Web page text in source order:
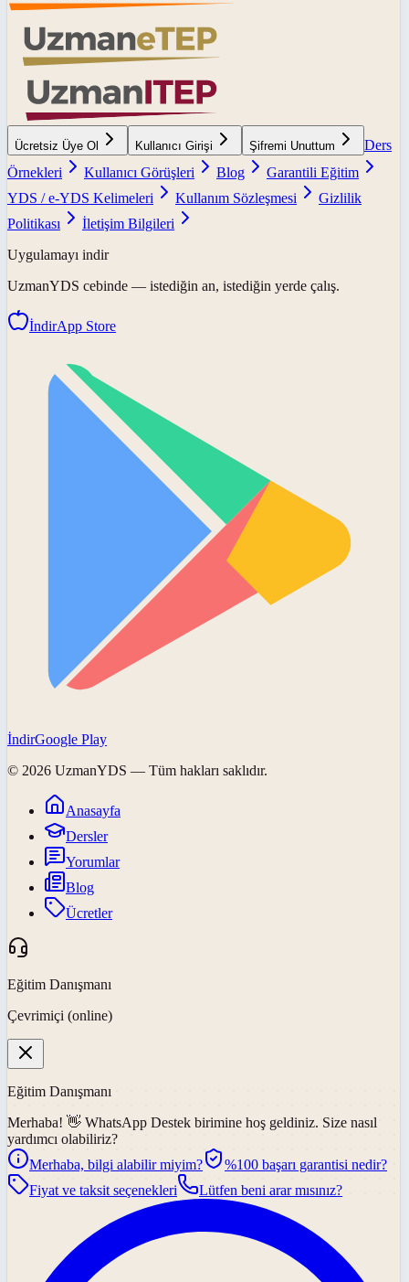
Ücretsiz Üye Ol Kullanıcı Girişi Şifremi Unuttum
Ders
Örnekleri
Kullanıcı Görüşleri Blog
Garantili Eğitim
YDS / e-YDS Kelimeleri
Kullanım Sözleşmesi
Gizlilik
Politikası
İletişim Bilgileri
Uygulamayı indir
UzmanYDS cebinde — istediğin an, istediğin yerde çalış.
İndirApp Store
İndirGoogle Play
© 2026 UzmanYDS — Tüm hakları saklıdır.
Anasayfa
Dersler
Yorumlar
Blog
Ücretler
Eğitim Danışmanı
Çevrimiçi (online)
Eğitim Danışmanı
Merhaba! 👋 WhatsApp Destek birimine hoş geldiniz. Size nasıl
yardımcı olabiliriz?
Merhaba, bilgi alabilir miyim?
%100 başarı garantisi nedir?
Fiyat ve taksit seçenekleri
Lütfen beni arar mısınız?